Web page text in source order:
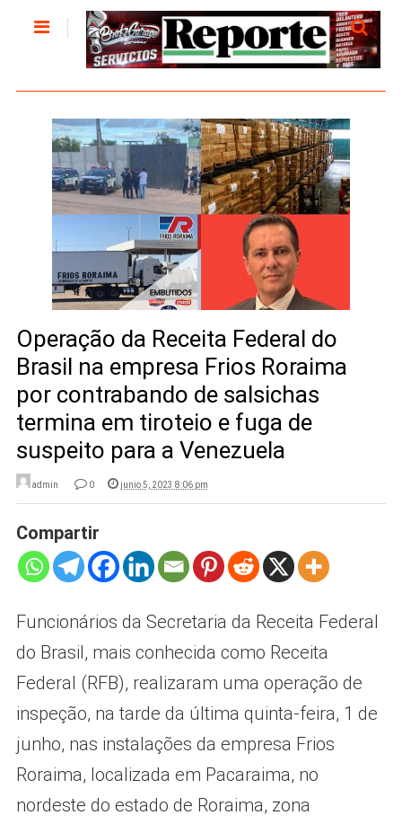
Operação da Receita Federal do
Brasil na empresa Frios Roraima
por contrabando de salsichas
termina em tiroteio e fuga de
suspeito para a Venezuela
admin 0 junio 5, 2023 8:06 pm
Compartir
Funcionários da Secretaria da Receita Federal
do Brasil, mais conhecida como Receita
Federal (RFB), realizaram uma operação de
inspeção, na tarde da última quinta-feira, 1 de
junho, nas instalações da empresa Frios
Roraima, localizada em Pacaraima, no
nordeste do estado de Roraima, zona